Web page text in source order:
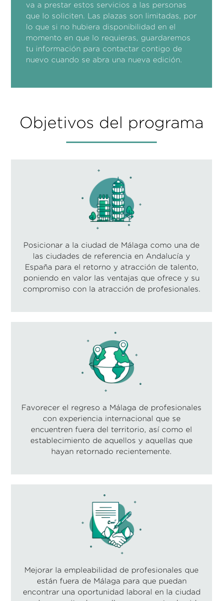
va a prestar estos servicios a las personas
que lo soliciten. Las plazas son limitadas, por
lo que si no hubiera disponibilidad en el
momento en que lo requieras, guardaremos
tu información para contactar contigo de
nuevo cuando se abra una nueva edición.
Objetivos del programa
Posicionar a la ciudad de Málaga como una de
las ciudades de referencia en Andalucía y
España para el retorno y atracción de talento,
poniendo en valor las ventajas que ofrece y su
compromiso con la atracción de profesionales.
Favorecer el regreso a Málaga de profesionales
con experiencia internacional que se
encuentren fuera del territorio, así como el
establecimiento de aquellos y aquellas que
hayan retornado recientemente.
Mejorar la empleabilidad de profesionales que
están fuera de Málaga para que puedan
encontrar una oportunidad laboral en la ciudad